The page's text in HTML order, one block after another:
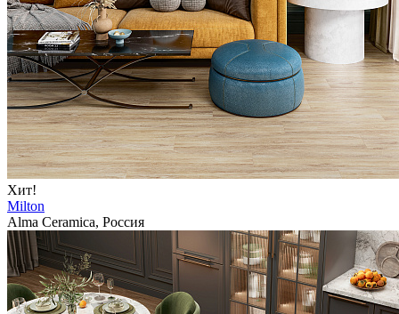
Хит!
Milton
Alma Ceramica, Россия